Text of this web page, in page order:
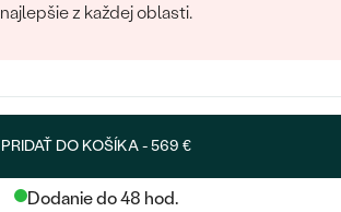
najlepšie z každej oblasti.
PRIDAŤ DO KOŠÍKA -569 €
Dodanie do 48 hod.